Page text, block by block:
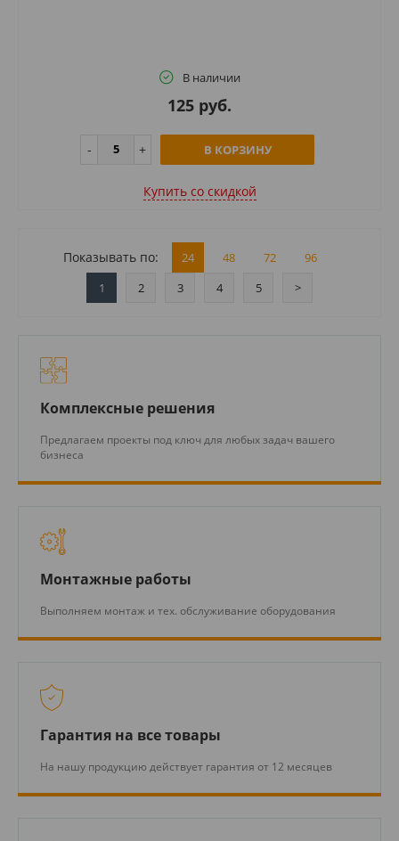
В наличии
125 руб.
В КОРЗИНУ
Купить cо скидкой
Показывать по: 24 48 72
96
1
2 3 4 5 >
Комплексные решения
Предлагаем проекты под ключ для любых задач вашего
бизнеса
Монтажные работы
Выполняем монтаж и тех. обслуживание оборудования
Гарантия на все товары
На нашу продукцию действует гарантия от 12 месяцев